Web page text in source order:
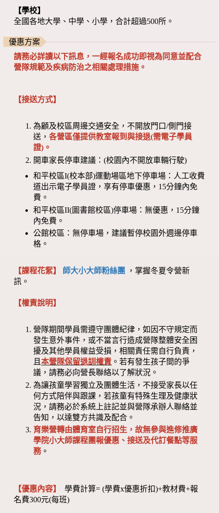
【學校】
全國各地大學、中學、小學，合計超過500所。
優惠方案
請務必詳讀以下訊息，一經報名成功即視為同意並配合
營隊規範及疾病防治之相關處理措施。
【接送方式】
為顧及校區周邊交通安全，不開放門口/側門接
送，各營區僅提供教室報到與接退(需電子學員
證)。
開車家長停車建議：(校園內不開放車輛行駛)
和平校區I(校本部)運動場區地下停車場：人工收費
道出示電子學員證，享有停車優惠，15分鐘內免
費。
和平校區II(圖書館校區)停車場：無優惠，15分鐘
內免費。
公館校區：無停車場，建議暫停校園外週邊停車
格。
【課程花絮】 師大小大師粉絲團
，掌握冬夏令營新
訊。
【權責說明】
營隊期間學員需遵守團體紀律，如因不守規定而
發生意外事件，或不當言行造成營隊整體安全困
擾及其他學員權益受損，相關責任需自行負責，
且本營隊保留退訓權責 。若有發生孩子間的爭
議，請務必向營長聯絡以了解狀況。
為讓孩童學習獨立及團體生活，不接受家長以任
何方式陪伴與跟課，若孩童有特殊生理及健康狀
況，請務必於系統上註記並與營隊承辦人聯絡並
告知，以達雙方共識及配合。
育樂營轉由體育室自行招生，故無參與進修推廣
學院小大師課程團報優惠、接送及代訂餐點等服
務。
【優惠內容】
學費計算= (學費x優惠折扣)+教材費+報
名費300元(每班)